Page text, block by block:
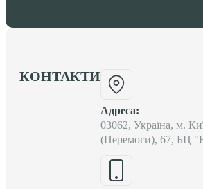
КОНТАКТИ
Адреса:
03062, Україна, м.
(Перемоги), 67, БЦ